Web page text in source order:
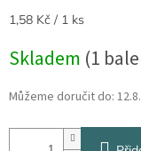
Měrná
1,58 Kč / 1 ks
Skladem (1
Můžeme doručit do: